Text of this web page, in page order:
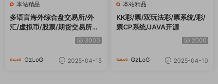
本站精品
多语言海外综合盘交易所/外
汇/虚拟币/股票/期货交易所系
3000
GzLoG 2025-04-15
本站精品
KK彩/票/双玩法彩/票系统/彩/
票CP系统/JAVA开源
2000
GzLoG 2025-04-10